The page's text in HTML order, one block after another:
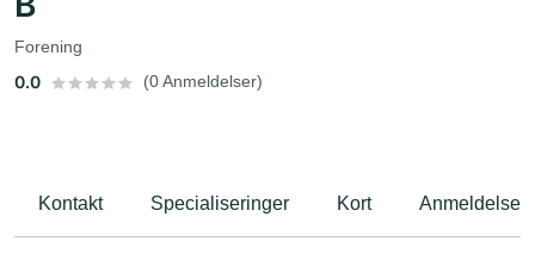
Forening
0.0 (0 Anmeldelser)
Kontakt Specialiseringer Kort Anmeldelser